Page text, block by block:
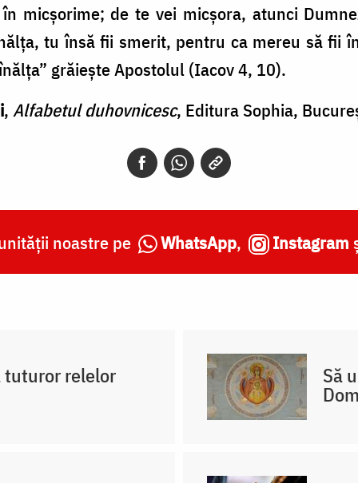
micşorime; de te vei micşora, atunci
tu însă fii smerit, pentru ca mereu să fii
grăieşte Apostolul (Iacov 4, 10).
, Alfabetul duhovnicesc, Editura Sophia,
noastre pe WhatsApp, Instagram
relelor Să